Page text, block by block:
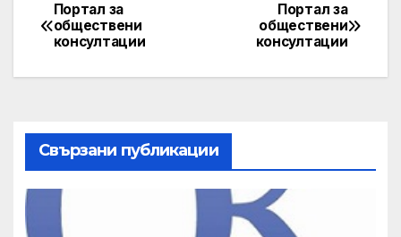
Post
navigation
Портал за
обществени
консултации
Портал за
обществени
консултации
Свързани публикации